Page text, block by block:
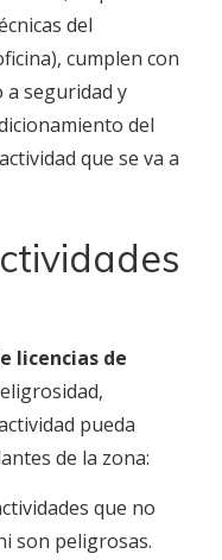
del
cumplen con
seguridad y
del
que se va a
licencias de
pueda
de la zona:
que no
son peligrosas.